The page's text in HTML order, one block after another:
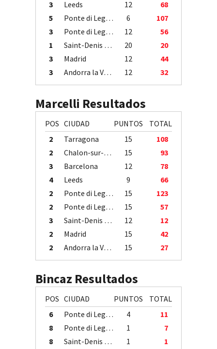
3 Leeds 12
68
5
Ponte di Legno 6
107
3
Ponte di Legno 12
56
1
Saint-Denis / Île de la Réunion 20
20
3
Madrid 12
44
3
Andorra la Vella 12 32
Marcelli Resultados
POS CIUDAD PUNTOS
TOTAL
2
Tarragona 15
108
2
Chalon-sur-Saône 15
93
3
Barcelona 12
78
4
Leeds 9
66
2
Ponte di Legno 15
123
2
Ponte di Legno 15
57
3
Saint-Denis / Île de la Réunion 12
12
2
Madrid 15
42
2
Andorra la Vella 15 27
Bincaz Resultados
POS CIUDAD PUNTOS
TOTAL
6
Ponte di Legno 4
11
8
Ponte di Legno 1
7
8
Saint-Denis / Île de la Réunion 1
1